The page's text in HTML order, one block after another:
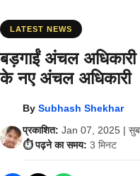
LATEST NEWS
बड़गाईं अंचल
के नए अंचल अधिकारी
BySubhash Shekhar
प्रकाशित: Jan 07, 2025 |
⏱️ पढ़ने का समय: 3 मिनट